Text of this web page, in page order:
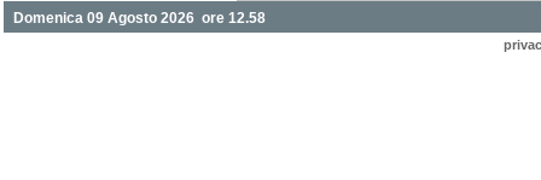
Domenica 09 Agosto 2026 ore 12.58